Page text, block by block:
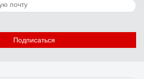
Подписаться